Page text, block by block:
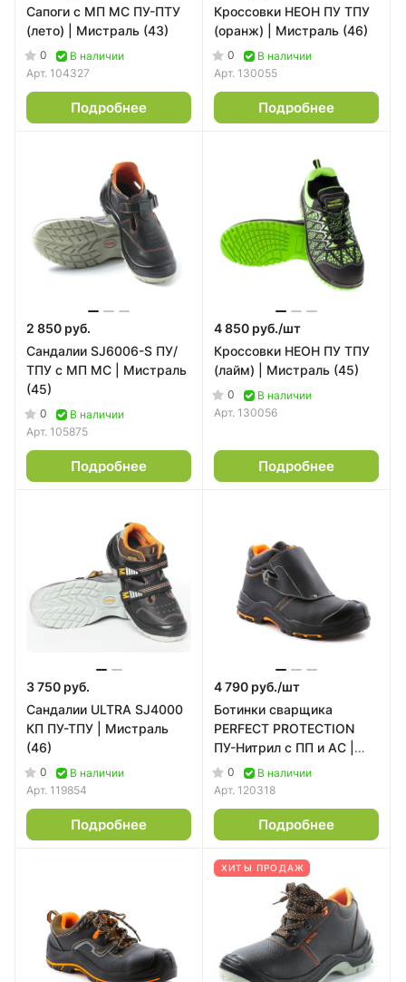
Сапоги с МП МС ПУ-ПТУ
(лето) | Мистраль (43)
0
В наличии
Арт. 104327
Подробнее
Кроссовки НЕОН ПУ ТПУ
(оранж) | Мистраль (46)
0
В наличии
Арт. 130055
Подробнее
2 850 руб.
Сандалии SJ6006-S ПУ/
ТПУ с МП МС | Мистраль
(45)
0
В наличии
Арт. 105875
Подробнее
4 850 руб./шт
Кроссовки НЕОН ПУ ТПУ
(лайм) | Мистраль (45)
0
В наличии
Арт. 130056
Подробнее
3 750 руб.
Сандалии ULTRA SJ4000
КП ПУ-ТПУ | Мистраль
(46)
0
В наличии
Арт. 119854
Подробнее
4 790 руб./шт
Ботинки сварщика
PERFECT PROTECTION
ПУ-Нитрил с ПП и АС |
Мистраль (45)
0
В наличии
Арт. 120318
Подробнее
ХИТЫ ПРОДАЖ